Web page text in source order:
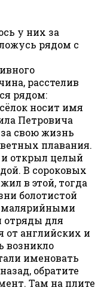
у них за
рядом с
расстелив
рядом:
носит имя
Петровича
за свою жизнь
плавания.
и открыл целый
В сороковых
в этой, тогда
болотистой
малярийными
отряды для
от английских и
возникло
именовать
обратите
Там на плите